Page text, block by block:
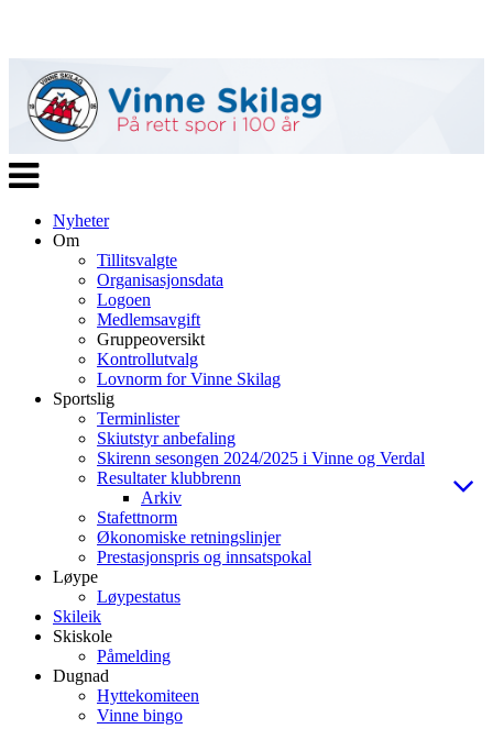
Veksle
navigasjon
Nyheter
Om
Tillitsvalgte
Organisasjonsdata
Logoen
Medlemsavgift
Gruppeoversikt
Kontrollutvalg
Lovnorm for Vinne Skilag
Sportslig
Terminlister
Skiutstyr anbefaling
Skirenn sesongen 2024/2025 i Vinne og Verdal
Resultater klubbrenn
Arkiv
Stafettnorm
Økonomiske retningslinjer
Prestasjonspris og innsatspokal
Løype
Løypestatus
Skileik
Skiskole
Påmelding
Dugnad
Hyttekomiteen
Vinne bingo